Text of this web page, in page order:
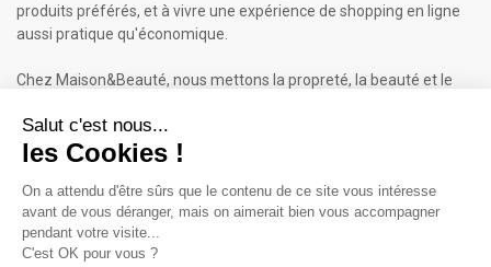
produits préférés, et à vivre une expérience de shopping en ligne
aussi pratique qu'économique.
Chez Maison&Beauté, nous mettons la propreté, la beauté et le
Maison & Beauté : Informations
À propos de nous
Conditions générales de vente (CGV)
Plan du site
Contactez-nous